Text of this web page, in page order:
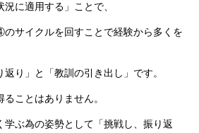
に適用する」ことで、
サイクルを回すことで経験から多くを
り」と「教訓の引き出し」です。
ことはありません。
学ぶ為の姿勢として「挑戦し、振り返